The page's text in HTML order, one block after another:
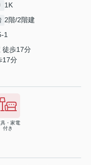
1K
2階/2階建
1
徒歩17分
17分
・家電
付き